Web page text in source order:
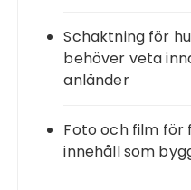
Schaktning för
behöver veta
anländer
Foto och film för
innehåll som